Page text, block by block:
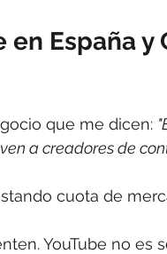
en España y
que me dicen:
a creadores de
cuota de
YouTube no es